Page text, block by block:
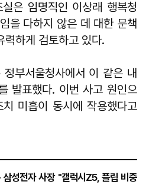
은 임명직인 이상래 행복청
을 다하지 않은 데 대한 문책
력하게 검토하고 있다.
부서울청사에서 이 같은 내
발표했다. 이번 사고 원인으
미흡이 동시에 작용했다고
성전자 사장 "갤럭시Z5, 플립 비중